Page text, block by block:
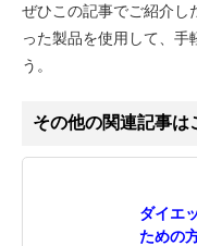
ぜひこの記事でご紹介し
った製品を使用して、手
う。
その他の関連記事は
ダイエ
ための